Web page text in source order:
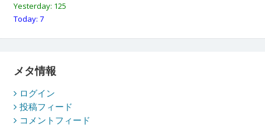
Yesterday: 125
Today: 7
メタ情報
ログイン
投稿フィード
コメントフィード